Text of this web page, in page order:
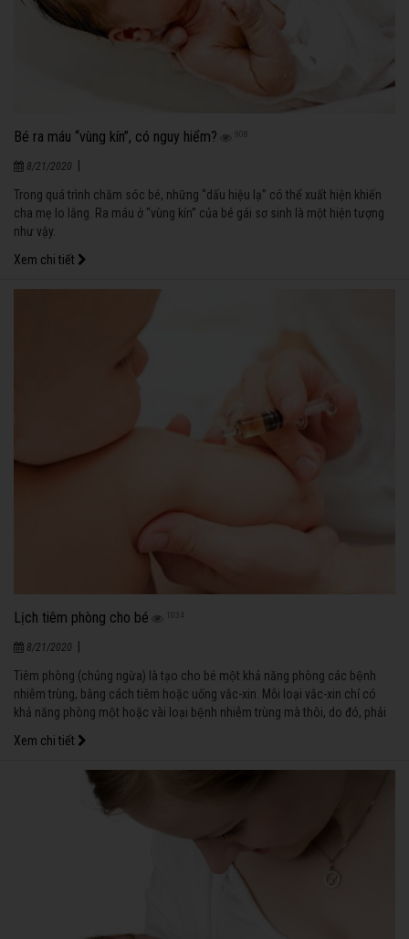
Bé ra máu “vùng kín”, có nguy hiểm? 908
8/21/2020
Trong quá trình chăm sóc bé, những “dấu hiệu lạ” có thể xuất hiện khiến
cha mẹ lo lắng. Ra máu ở “vùng kín” của bé gái sơ sinh là một hiện tượng
như vậy.
Xem chi tiết
Lịch tiêm phòng cho bé 1034
8/21/2020
Tiêm phòng (chủng ngừa) là tạo cho bé một khả năng phòng các bệnh
nhiễm trùng, bằng cách tiêm hoặc uống vắc-xin. Mỗi loại vắc-xin chỉ có
khả năng phòng một hoặc vài loại bệnh nhiễm trùng mà thôi, do đó, phải
Xem chi tiết